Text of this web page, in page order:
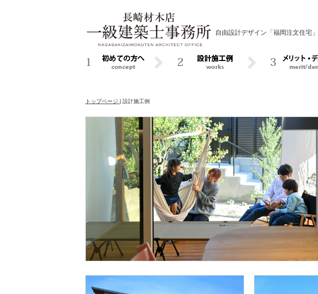
自由設計デザイン 「福岡注文住宅」
トップページ | 設計施工例